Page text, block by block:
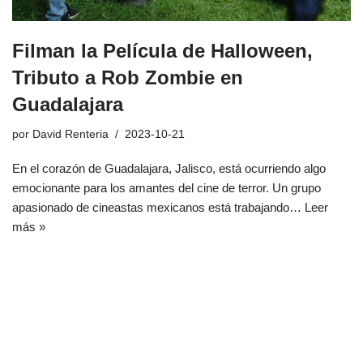
Filman la Película de Halloween,
Tributo a Rob Zombie en
Guadalajara
por David Renteria 2023-10-21
En el corazón de Guadalajara, Jalisco, está ocurriendo algo
emocionante para los amantes del cine de terror. Un grupo
apasionado de cineastas mexicanos está trabajando… Leer
más »